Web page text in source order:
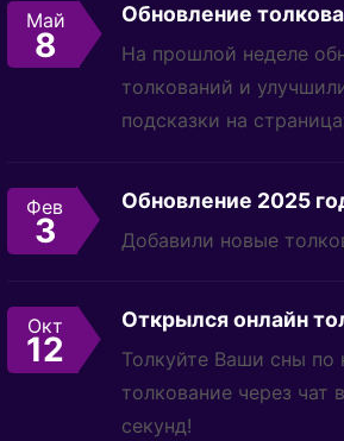
Май
8
Обновление
На прошлой неделе
толкований и
подсказки на
Фев
3
Обновление 2025
Добавили новые
Окт
12
Открылся онлайн
Толкуйте Ваши сны по
толкование через чат
секунд!